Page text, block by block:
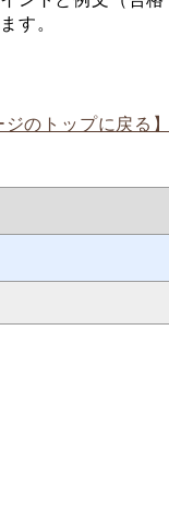
す。
ジのトップに戻る】